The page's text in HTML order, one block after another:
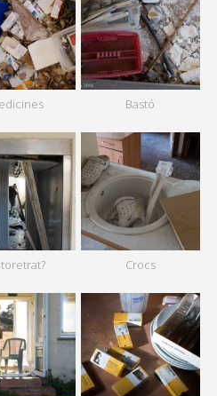
Bastó
Crocs